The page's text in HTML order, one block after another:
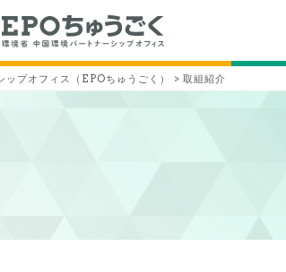
プオフィス（EPOちゅうごく） > 取組紹介